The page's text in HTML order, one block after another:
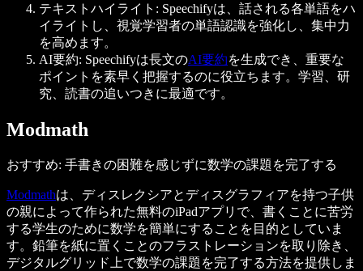
テキストハイライト: Speechifyは、話される各単語をハ
イライトし、視覚学習者の単語認識を強化し、集中力
を高めます。
AI要約: Speechifyは長文のAI要約を生成でき、重要な
ポイントを素早く把握するのに役立ちます。学習、研
究、読書の追いつきに最適です。
Modmath
おすすめ: 手書きの困難を感じずに数学の課題を完了する
Modmathは、ディスレクシアとディスグラフィアを持つ子供
の親によって作られた無料のiPadアプリで、書くことに苦労
する学生のために数学を簡単にすることを目的としていま
す。鉛筆を紙に置くことのフラストレーションを取り除き、
デジタルグリッド上で数学の課題を完了する方法を提供しま